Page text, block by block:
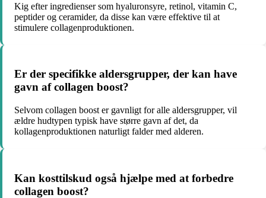
Kig efter ingredienser som hyaluronsyre, retinol, vitamin C,
peptider og ceramider, da disse kan være effektive til at
stimulere collagenproduktionen.
Er der specifikke aldersgrupper, der kan have
gavn af collagen boost?
Selvom collagen boost er gavnligt for alle aldersgrupper, vil
ældre hudtypen typisk have større gavn af det, da
kollagenproduktionen naturligt falder med alderen.
Kan kosttilskud også hjælpe med at forbedre
collagen boost?